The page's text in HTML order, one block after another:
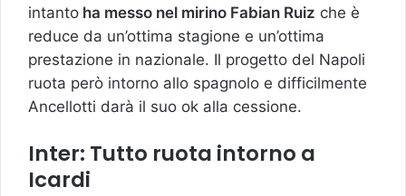
intanto ha messo nel mirino Fabian Ruiz che è
reduce da un’ottima stagione e un’ottima
prestazione in nazionale. Il progetto del Napoli
ruota però intorno allo spagnolo e difficilmente
Ancellotti darà il suo ok alla cessione.
Inter: Tutto ruota intorno a
Icardi